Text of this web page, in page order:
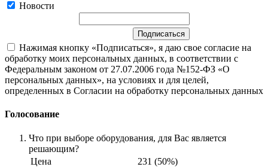
Новости
Нажимая кнопку «Подписаться», я даю свое согласие на
обработку моих персональных данных, в соответствии с
Федеральным законом от 27.07.2006 года №152-ФЗ «О
персональных данных», на условиях и для целей,
определенных в Согласии на обработку персональных данных
Голосование
Что при выборе оборудования, для Вас является
решающим?
Цена
231 (50%)